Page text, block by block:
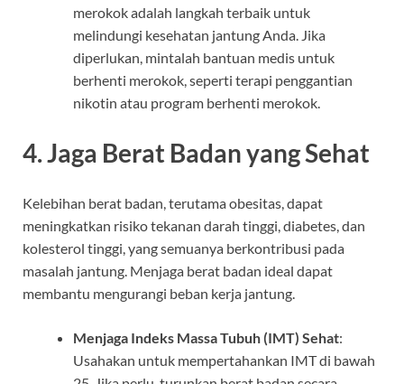
merokok adalah langkah terbaik untuk
melindungi kesehatan jantung Anda. Jika
diperlukan, mintalah bantuan medis untuk
berhenti merokok, seperti terapi penggantian
nikotin atau program berhenti merokok.
4.Jaga Berat Badan yang Sehat
Kelebihan berat badan, terutama obesitas, dapat
meningkatkan risiko tekanan darah tinggi, diabetes, dan
kolesterol tinggi, yang semuanya berkontribusi pada
masalah jantung. Menjaga berat badan ideal dapat
membantu mengurangi beban kerja jantung.
Menjaga Indeks Massa Tubuh (IMT) Sehat:
Usahakan untuk mempertahankan IMT di bawah